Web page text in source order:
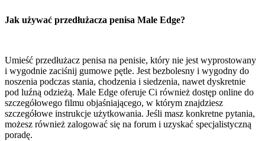
Jak używać przedłużacza penisa Male Edge?
Umieść przedłużacz penisa na penisie, który nie jest wyprostowany
i wygodnie zaciśnij gumowe pętle. Jest bezbolesny i wygodny do
noszenia podczas stania, chodzenia i siedzenia, nawet dyskretnie
pod luźną odzieżą. Male Edge oferuje Ci również dostęp online do
szczegółowego filmu objaśniającego, w którym znajdziesz
szczegółowe instrukcje użytkowania. Jeśli masz konkretne pytania,
możesz również zalogować się na forum i uzyskać specjalistyczną
poradę.